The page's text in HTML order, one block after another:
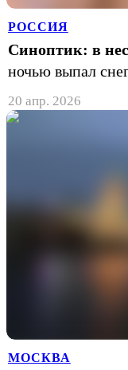
РОССИЯ
Синоптик: в
ночью выпал
20 апр. 2026
МОСКВА